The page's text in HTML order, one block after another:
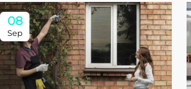
08
Sep